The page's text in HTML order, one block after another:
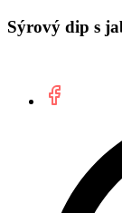
Sýrový dip s